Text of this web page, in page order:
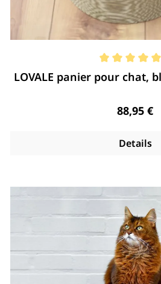
Note moyenne de 5 de 5 étoiles
LOVALE panier pour chat,
88,95 €
Details